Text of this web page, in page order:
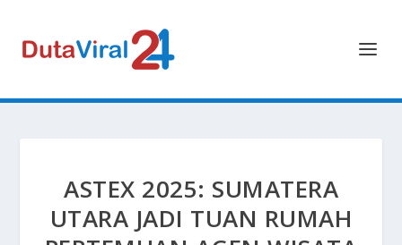
ASTEX 2025: SUMATERA
UTARA JADI TUAN RUMAH